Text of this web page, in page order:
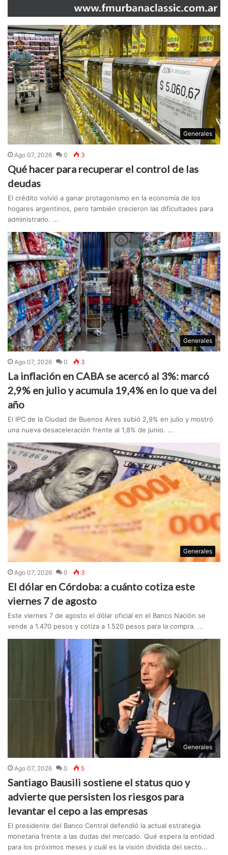
Generales
Ago 07, 2026 0 3
Qué hacer para recuperar el control de las
deudas
El crédito volvió a ganar protagonismo en la economía de los
hogares argentinos, pero también crecieron las dificultades para
administrarlo. ...
Generales
Ago 07, 2026 0 3
La inflación en CABA se acercó al 3%: marcó
2,9% en julio y acumula 19,4% en lo que va del
año
El IPC de la Ciudad de Buenos Aires subió 2,9% en julio y mostró
una nueva desaceleración frente al 1,8% de junio. ...
Generales
Ago 07, 2026 0 3
El dólar en Córdoba: a cuánto cotiza este
viernes 7 de agosto
Este viernes 7 de agosto el dólar oficial en el Banco Nación se
vende a 1.470 pesos y cotiza a 1.520 pesos para la compra. ...
Generales
Ago 07, 2026 0 5
Santiago Bausili sostiene el status quo y
advierte que persisten los riesgos para
levantar el cepo a las empresas
El presidente del Banco Central defendió la actual estrategia
monetaria frente a las dudas del mercado. Qué espera la entidad
para los próximos meses y cuál es la visión dividida del secto...